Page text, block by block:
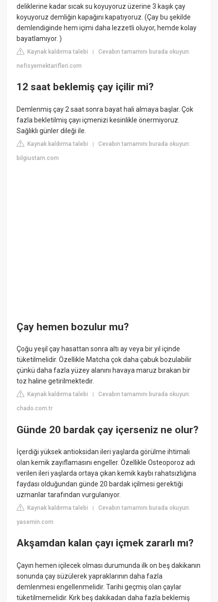
deliklerine kadar sıcak su koyuyoruz üzerine 3 kaşık çay
koyuyoruz demliğin kapağını kapatıyoruz. (Çay bu şekilde
demlendiginde hem içimi daha lezzetli oluyor, hemde kolay
bayatlamıyor. )
Kaynak kaldırma talebi |Cevabın tamamını burada okuyun:
nefisyemektarifleri.com
12 saat beklemiş çay içilir mi?
Demlenmiş çay 2 saat sonra bayat hali almaya başlar. Çok
fazla bekletilmiş çayı içmenizi kesinlikle önermiyoruz.
Sağlıklı günler dileği ile.
Kaynak kaldırma talebi |Cevabın tamamını burada okuyun:
bilgiustam.com
Çay hemen bozulur mu?
Çoğu yeşil çay hasattan sonra altı ay veya bir yıl içinde
tüketilmelidir. Özellikle Matcha çok daha çabuk bozulabilir
çünkü daha fazla yüzey alanını havaya maruz bırakan bir
toz haline getirilmektedir.
Kaynak kaldırma talebi |Cevabın tamamını burada okuyun:
chado.com.tr
Günde 20 bardak çay içerseniz ne olur?
İçerdiği yüksek antioksidan ileri yaşlarda görülme ihtimali
olan kemik zayıflamasını engeller. Özellikle Osteoporoz adı
verilen ileri yaşlarda ortaya çıkan kemik kaybı rahatsızlığına
faydası olduğundan günde 20 bardak içilmesi gerektiği
uzmanlar tarafından vurgulanıyor.
Kaynak kaldırma talebi |Cevabın tamamını burada okuyun:
yasemin.com
Akşamdan kalan çayı içmek zararlı mı?
Çayın hemen içilecek olması durumunda ilk on beş dakikanın
sonunda çay süzülerek yapraklarının daha fazla
demlenmesi engellenmelidir. Tarihi geçmiş olan çaylar
tüketilmemelidir. Kırk beş dakikadan daha fazla beklemiş